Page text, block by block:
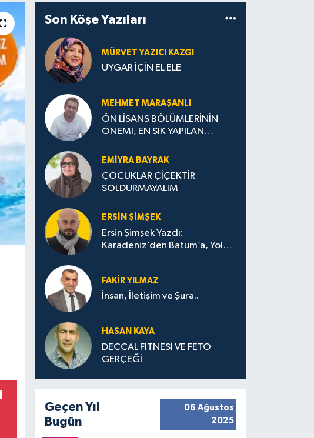
Son Köşe Yazıları
MÜRVET YAZICI KAZGI
UYGAR İÇİN EL ELE
MEHMET MARAŞANLI
ÖN LİSANS BÖLÜMLERİNİN
ÖNEMİ, EN SIK YAPILAN
STRATEJİLERİ
EMIYRA BAYRAK
ÇOCUKLAR ÇİÇEKTİR
SOLDURMAYALIM
ERSIN ŞIMŞEK
Ersin Şimşek Yazdı:
Karadeniz’den Batum’a, Yolun
FAKIR YILMAZ
İnsan, İletişim ve Şura..
HASAN KAYA
DECCAL FİTNESİ VE FETÖ
GERÇEĞİ
Geçen Yıl
Bugün
06 Ağustos
2025